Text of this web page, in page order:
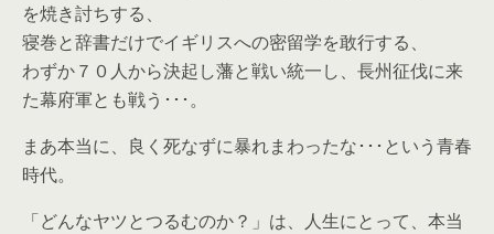
を焼き討ちする、
寝巻と辞書だけでイギリスへの密留学を敢行する、
わずか７０人から決起し藩と戦い統一し、長州征伐に来
た幕府軍とも戦う･･･。
まあ本当に、良く死なずに暴れまわったな･･･という青春
時代。
「どんなヤツとつるむのか？」は、人生にとって、本当